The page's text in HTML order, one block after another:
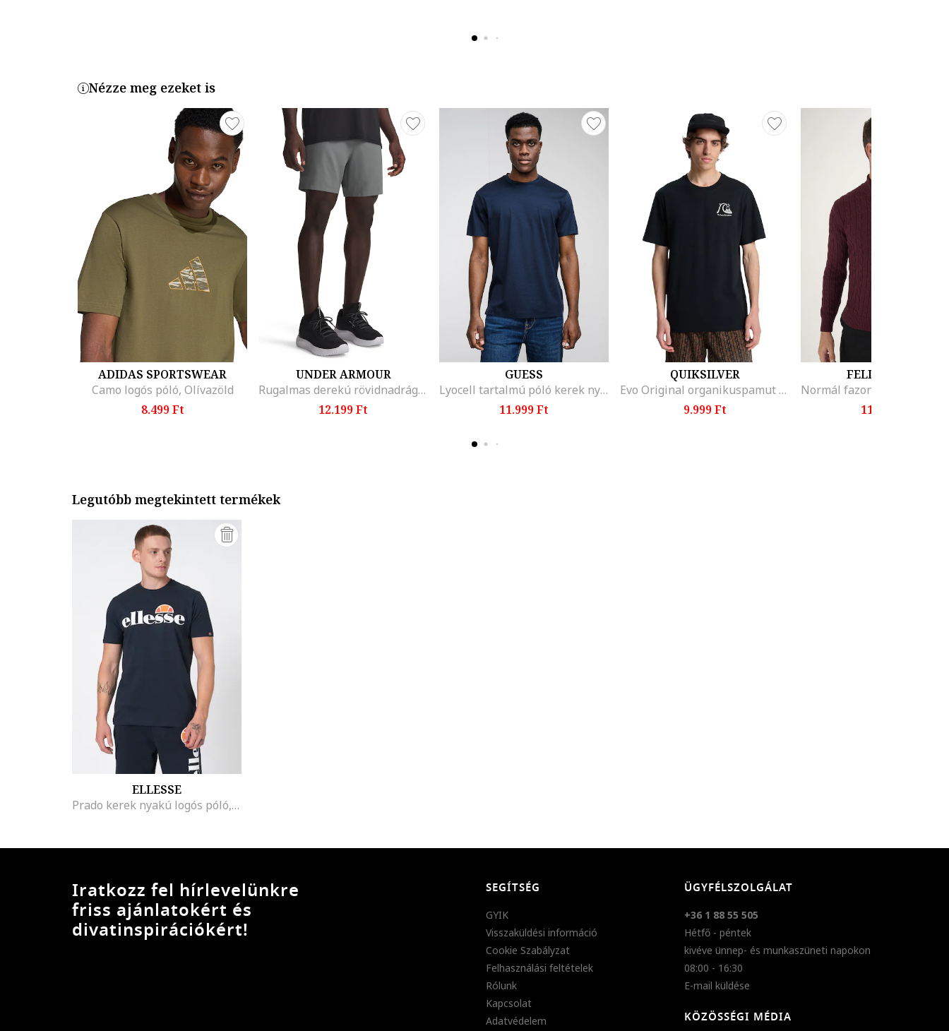
Nézze meg ezeket is
ADIDAS SPORTSWEAR
Camo logós póló, Olívazöld
8.499 Ft
UNDER ARMOUR
Rugalmas derekú rövidnadrág, Világosszürke
12.199 Ft
GUESS
Lyocell tartalmú póló kerek nyakrésszel, Sötétkék
11.999 Ft
QUIKSILVER
Evo Original organikuspamut póló logóval a hátoldalán, Fehér/Fekete
9.999 Ft
FELIX HARDY
11.699 Ft
Legutóbb megtekintett termékek
ELLESSE
Prado kerek nyakú logós póló, Tengerészkék
Iratkozz fel hírlevelünkre
friss ajánlatokért és
divatinspirációkért!
SEGÍTSÉG
GYIK
Visszaküldési információ
Cookie Szabályzat
Felhasználási feltételek
Rólunk
Kapcsolat
Adatvédelem
ÜGYFÉLSZOLGÁLAT
+36 1 88 55 505
Hétfő - péntek
kivéve ünnep- és munkaszüneti napokon
08:00 - 16:30
E-mail küldése
KÖZÖSSÉGI MÉDIA